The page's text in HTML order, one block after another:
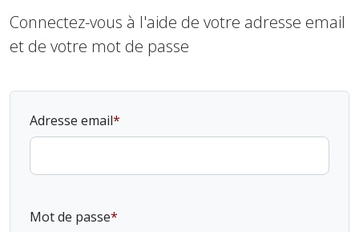
Connectez-vous à l'aide de votre adresse email
et de votre mot de passe
Adresse email
Mot de passe